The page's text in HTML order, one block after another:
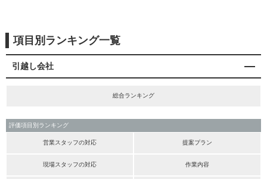
項目別ランキング一覧
引越し会社
総合ランキング
評価項目別ランキング
営業スタッフの対応 提案プラン
現場スタッフの対応 作業内容